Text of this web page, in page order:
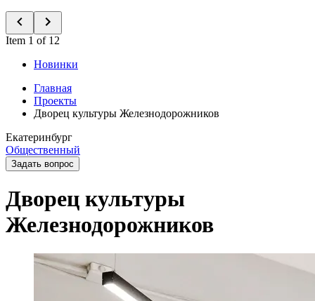
Item 1 of 12
Новинки
Главная
Проекты
Дворец культуры Железнодорожников
Екатеринбург
Общественный
Задать вопрос
Дворец культуры
Железнодорожников